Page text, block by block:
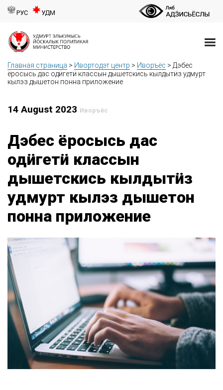
РУС УДМ
Главная страница > Ивортодэт центр > Иворъёс > Дэбес
ёросысь дас одӥгетӥ классын дышетскись кылдытӥз удмурт
кылэз дышетон понна приложение
14 August 2023 Иворъёс
Дэбес ёросысь дас
одӥгетӥ классын
дышетскись кылдытӥз
удмурт кылэз дышетон
понна приложение